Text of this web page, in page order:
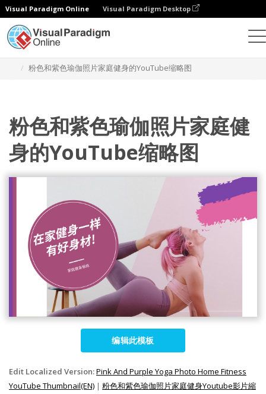
Visual Paradigm Online Visual Paradigm Desktop
粉色和紫色瑜伽照片家庭健身的YouTube缩略图
粉色和紫色瑜伽照片家庭健
身的YouTube缩略图
编辑此模板
Edit Localized Version:Pink And Purple Yoga Photo Home Fitness
YouTube Thumbnail(EN) | 粉色和紫色瑜伽照片家庭健身Youtube影片縮